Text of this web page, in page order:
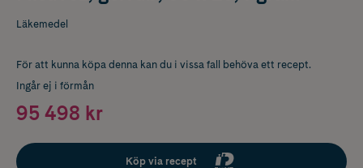
Läkemedel
För att kunna köpa denna kan du i vissa fall behöva ett recept.
Ingår ej i förmån
95 498 kr
Köp via recept